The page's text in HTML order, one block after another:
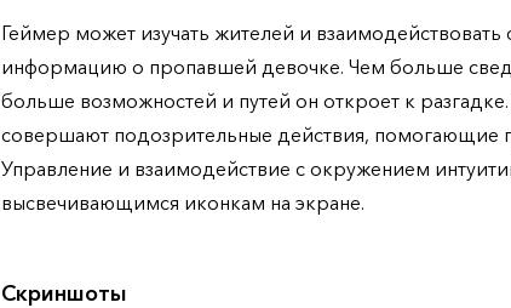
Геймер может изучать жителей и
информацию о пропавшей девочке. Чем больше
больше возможностей и путей он откроет к
совершают подозрительные действия, помогающие
Управление и взаимодействие с окружением
высвечивающимся иконкам на экране.
Скриншоты